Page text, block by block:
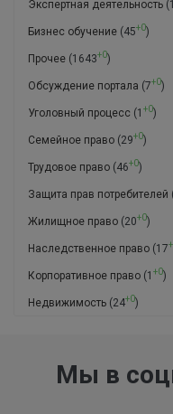
Экспертная деятельность
Бизнес обучение (45+0)
Прочее (1643+0)
Обсуждение портала (7+0)
Уголовный процесс (1 +0)
Семейное право (29+0)
Трудовое право (46+0)
Защита прав потребителей
Жилищное право (20+0)
Наследственное право (17
Корпоративное право (1 +0)
Недвижимость (24+0)
Мы в